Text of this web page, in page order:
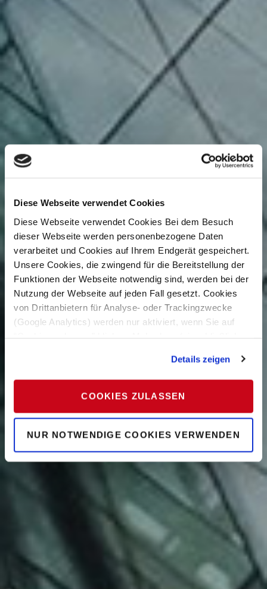
Diese Webseite verwendet Cookies
Diese Webseite verwendet Cookies Bei dem Besuch
dieser Webseite werden personenbezogene Daten
verarbeitet und Cookies auf Ihrem Endgerät gespeichert.
Unsere Cookies, die zwingend für die Bereitstellung der
Funktionen der Webseite notwendig sind, werden bei der
Nutzung der Webseite auf jeden Fall gesetzt. Cookies
von Drittanbietern für Analyse- oder Trackingzwecke
(Google Analytics) werden nur aktiviert, wenn Sie auf
Datenschutzerklärung—
Impressum.
Details zeigen
COOKIES ZULASSEN
NUR NOTWENDIGE COOKIES VERWENDEN